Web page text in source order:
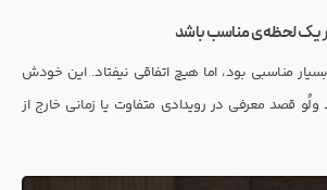
زمان بسیار مناسبی بود، اما هیچ اتفاقی نیفتاد. این خودش
قصد معرفی در رویدادی متفاوت یا زمانی خارج از